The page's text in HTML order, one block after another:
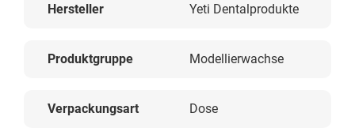
Hersteller Yeti Dentalprodukte
Produktgruppe Modellierwachse
Verpackungsart Dose